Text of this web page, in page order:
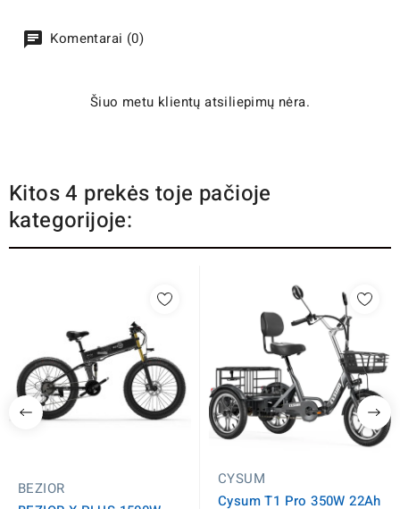
Komentarai (0)
Šiuo metu klientų atsiliepimų nėra.
Kitos 4 prekės toje pačioje
kategorijoje:
BEZIOR
CYSUM
Cysum T1 Pro 350W 22Ah